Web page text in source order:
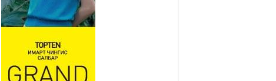
Ерөнхий сайд Н.Учрал БНХАУ-аас Монгол Улсад
суугаа Элчин сайд Шэнь Миньжюанийг хүлээн
авч уулзав
2026 оны 7 сар 21 / 16 цаг 39 минут
БҮГД НАЙРАМДАХ ТАЖИКИСТАН УЛСТАЙ
ЭДИЙН ЗАСГИЙН ХАМТЫН АЖИЛЛАГААГ